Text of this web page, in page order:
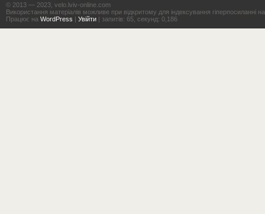
© 2013 — 2023, velo.lviv-online.com
Використання матеріалів можливе при відкритому для індексування гіперпосиланні
Працює на WordPress | Увійти | запитів: 65, секунд: 0,186